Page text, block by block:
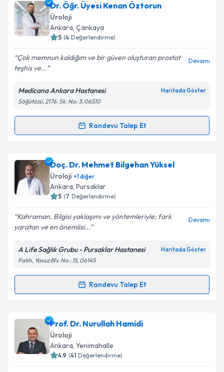
takvim hazırlandığında e-posta ile bilgilendireceğiz.
E-posta Adresiniz
kapsamda işlenmesini kabul ediyorum.
Takvim Talebini Gönder
Dr. Öğr. Üyesi Kenan Öztorun
Üroloji
Ankara, Çankaya
5 (4 Değerlendirme)
Çok memnun kaldığım ve bir güven oluşturan prostat
teşhis ve...
Devamı
Medicana Ankara Hastanesi Haritada Göster
Söğütözü, 2176. Sk. No: 3, 06510
Randevu Talep Et
Randevu Takvimi Talebi
Dr. Öğr. Üyesi Kenan Öztoruniçin randevu takvimi
talebi oluşturun. Size bu uzmandan randevu almanız
için bir takvim hazırlandığında e-posta ile
bilgilendireceğiz.
E-posta Adresiniz
Kişisel verilerimin işlenmesine ilişkin
Metni'ni okudum ve kişisel verilerimin belirtilen
kapsamda işlenmesini kabul ediyorum.
Doç. Dr. Mehmet Bilgehan Yüksel
Üroloji +1diğer
Ankara, Pursaklar
5 (7 Değerlendirme)
Kahraman. Bilgisi yaklaşımı ve yöntemleriyle; fark
yaratan ve en önemlisi...
Devamı
A Life Sağlık Grubu - Pursaklar Hastanesi Haritada Göster
Fatih, Yavuz Blv. No : 15, 06145
Randevu Talep Et
Randevu Takvimi Talebi
Doç. Dr. Mehmet Bilgehan Yüksel
takvimi talebi oluşturun. Size bu uzmandan randevu
almanız için bir takvim hazırlandığında e-posta ile
bilgilendireceğiz.
Prof. Dr. Nurullah Hamidi
Üroloji
Ankara, Yenimahalle
4.9 (41 Değerlendirme)